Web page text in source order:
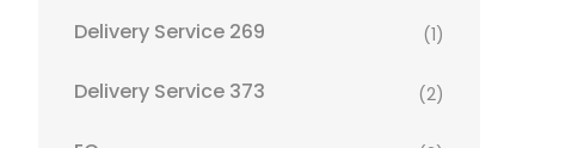
Delivery Service 269 (1)
Delivery Service 373 (2)